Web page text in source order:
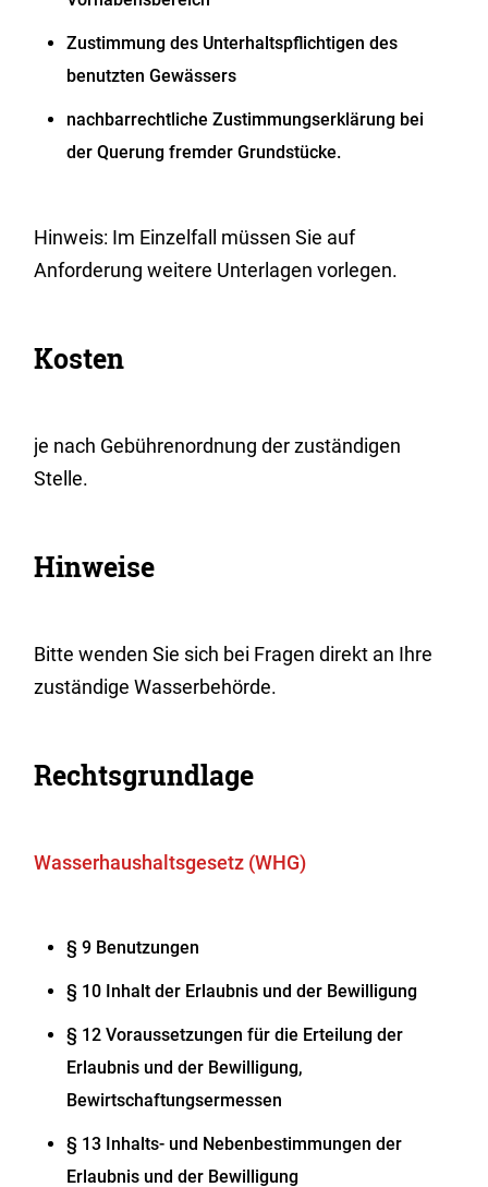
Zustimmung des Unterhaltspflichtigen des
benutzten Gewässers
nachbarrechtliche Zustimmungserklärung bei
der Querung fremder Grundstücke.
Hinweis: Im Einzelfall müssen Sie auf
Anforderung weitere Unterlagen vorlegen.
Kosten
je nach Gebührenordnung der zuständigen
Stelle.
Hinweise
Bitte wenden Sie sich bei Fragen direkt an Ihre
zuständige Wasserbehörde.
Rechtsgrundlage
Wasserhaushaltsgesetz (WHG)
§ 9 Benutzungen
§ 10 Inhalt der Erlaubnis und der Bewilligung
§ 12 Voraussetzungen für die Erteilung der
Erlaubnis und der Bewilligung,
Bewirtschaftungsermessen
§ 13 Inhalts- und Nebenbestimmungen der
Erlaubnis und der Bewilligung